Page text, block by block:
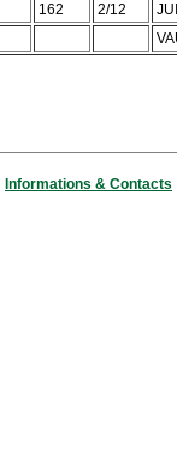
162 2/12
Informations & Contacts